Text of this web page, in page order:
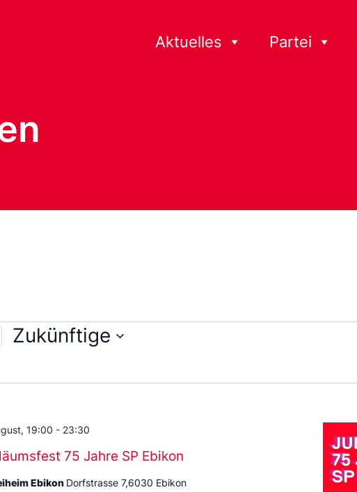
Aktuelles Partei
Zukünftige
das
75 Jahre SP Ebikon
19:00 - 23:30
Ebikon Dorfstrasse 7,6030 Ebikon